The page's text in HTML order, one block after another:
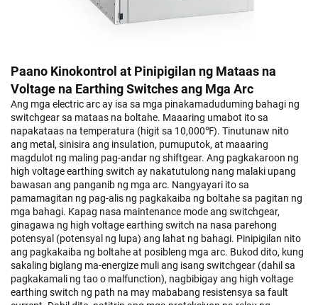
Paano Kinokontrol at Pinipigilan ng Mataas na
Voltage na Earthing Switches ang Mga Arc
Ang mga electric arc ay isa sa mga pinakamaduduming bahagi ng
switchgear sa mataas na boltahe. Maaaring umabot ito sa
napakataas na temperatura (higit sa 10,000℉). Tinutunaw nito
ang metal, sinisira ang insulation, pumuputok, at maaaring
magdulot ng maling pag-andar ng shiftgear. Ang pagkakaroon ng
high voltage earthing switch ay nakatutulong nang malaki upang
bawasan ang panganib ng mga arc. Nangyayari ito sa
pamamagitan ng pag-alis ng pagkakaiba ng boltahe sa pagitan ng
mga bahagi. Kapag nasa maintenance mode ang switchgear,
ginagawa ng high voltage earthing switch na nasa parehong
potensyal (potensyal ng lupa) ang lahat ng bahagi. Pinipigilan nito
ang pagkakaiba ng boltahe at posibleng mga arc. Bukod dito, kung
sakaling biglang ma-energize muli ang isang switchgear (dahil sa
pagkakamali ng tao o malfunction), nagbibigay ang high voltage
earthing switch ng path na may mababang resistensya sa fault